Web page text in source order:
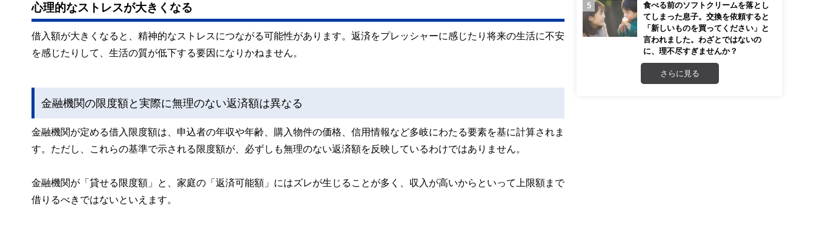
心理的なストレスが大きくなる
借入額が大きくなると、精神的なストレスにつながる可能性があります。返済をプレッシャーに感じたり将来の生活に不安
を感じたりして、生活の質が低下する要因になりかねません。
金融機関の限度額と実際に無理のない返済額は異なる
金融機関が定める借入限度額は、申込者の年収や年齢、購入物件の価格、信用情報など多岐にわたる要素を基に計算されま
す。ただし、これらの基準で示される限度額が、必ずしも無理のない返済額を反映しているわけではありません。
金融機関が「貸せる限度額」と、家庭の「返済可能額」にはズレが生じることが多く、収入が高いからといって上限額まで
借りるべきではないといえます。
食べる前のソフトクリームを落とし
てしまった息子。交換を依頼すると
「新しいものを買ってください」と
言われました。わざとではないの
に、理不尽すぎませんか？
さらに見る